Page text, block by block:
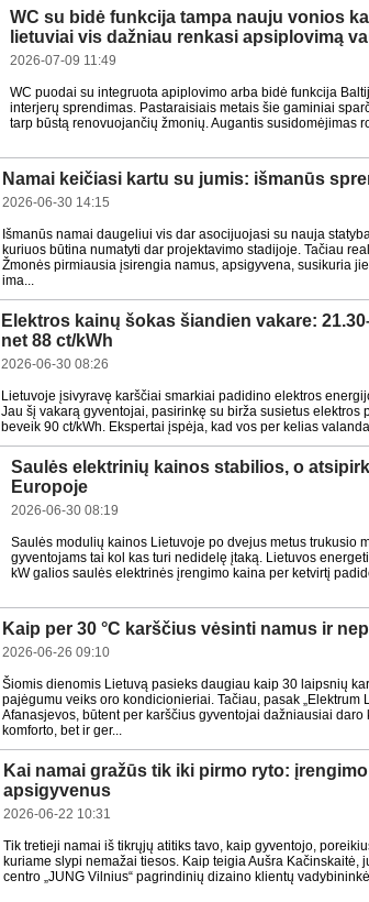
WC su bidė funkcija tampa nauju vonios
lietuviai vis dažniau renkasi apsiplovimą
2026-07-09 11:49
WC puodai su integruota apiplovimo arba bidė funkcija
interjerų sprendimas. Pastaraisiais metais šie gaminiai
tarp būstą renovuojančių žmonių. Augantis susidomėjimas
Namai keičiasi kartu su jumis: išmanūs
2026-06-30 14:15
Išmanūs namai daugeliui vis dar asocijuojasi su nauja
kuriuos būtina numatyti dar projektavimo stadijoje. Tačiau
Žmonės pirmiausia įsirengia namus, apsigyvena, susikuria
ima...
Elektros kainų šokas šiandien vakare:
net 88 ct/kWh
2026-06-30 08:26
Lietuvoje įsivyravę karščiai smarkiai padidino elektros
Jau šį vakarą gyventojai, pasirinkę su birža susietus elektros
beveik 90 ct/kWh. Ekspertai įspėja, kad vos per kelias
Saulės elektrinių kainos stabilios, o
Europoje
2026-06-30 08:19
Saulės modulių kainos Lietuvoje po dvejus metus trukusio
gyventojams tai kol kas turi nedidelę įtaką. Lietuvos
kW galios saulės elektrinės įrengimo kaina per ketvirtį
Kaip per 30 °C karščius vėsinti namus ir
2026-06-26 09:10
Šiomis dienomis Lietuvą pasieks daugiau kaip 30 laipsnių
pajėgumu veiks oro kondicionieriai. Tačiau, pasak „Elektrum
Afanasjevos, būtent per karščius gyventojai dažniausiai
komforto, bet ir ger...
Kai namai gražūs tik iki pirmo ryto:
apsigyvenus
2026-06-22 10:31
Tik tretieji namai iš tikrųjų atitiks tavo, kaip gyventojo,
kuriame slypi nemažai tiesos. Kaip teigia Aušra Kačinskaitė,
centro „JUNG Vilnius“ pagrindinių dizaino klientų